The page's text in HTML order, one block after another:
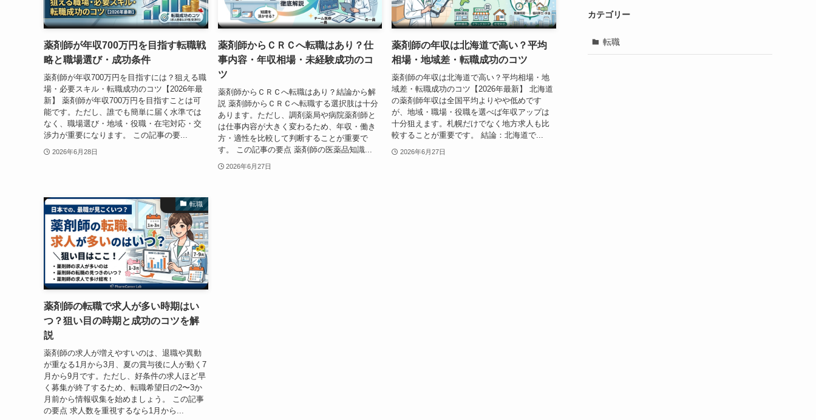
薬剤師が年収700万円を目指す転職戦
略と職場選び・成功条件
薬剤師が年収700万円を目指すには？狙える職
場・必要スキル・転職成功のコツ【2026年最
新】 薬剤師が年収700万円を目指すことは可
能です。ただし、誰でも簡単に届く水準では
なく、職場選び・地域・役職・在宅対応・交
渉力が重要になります。 この記事の要...
2026年6月28日
薬剤師からＣＲＣへ転職はあり？仕
事内容・年収相場・未経験成功のコ
ツ
薬剤師からＣＲＣへ転職はあり？結論から解
説 薬剤師からＣＲＣへ転職する選択肢は十分
あります。ただし、調剤薬局や病院薬剤師と
は仕事内容が大きく変わるため、年収・働き
方・適性を比較して判断することが重要で
す。 この記事の要点 薬剤師の医薬品知識...
2026年6月27日
薬剤師の年収は北海道で高い？平均
相場・地域差・転職成功のコツ
薬剤師の年収は北海道で高い？平均相場・地
域差・転職成功のコツ【2026年最新】 北海道
の薬剤師年収は全国平均よりやや低めです
が、地域・職場・役職を選べば年収アップは
十分狙えます。札幌だけでなく地方求人も比
較することが重要です。 結論：北海道で...
2026年6月27日
転職
薬剤師の転職で求人が多い時期はい
つ？狙い目の時期と成功のコツを解
説
薬剤師の求人が増えやすいのは、退職や異動
が重なる1月から3月、夏の賞与後に人が動く7
月から9月です。ただし、好条件の求人ほど早
く募集が終了するため、転職希望日の2〜3か
月前から情報収集を始めましょう。 この記事
の要点 求人数を重視するなら1月から...
カテゴリー
転職